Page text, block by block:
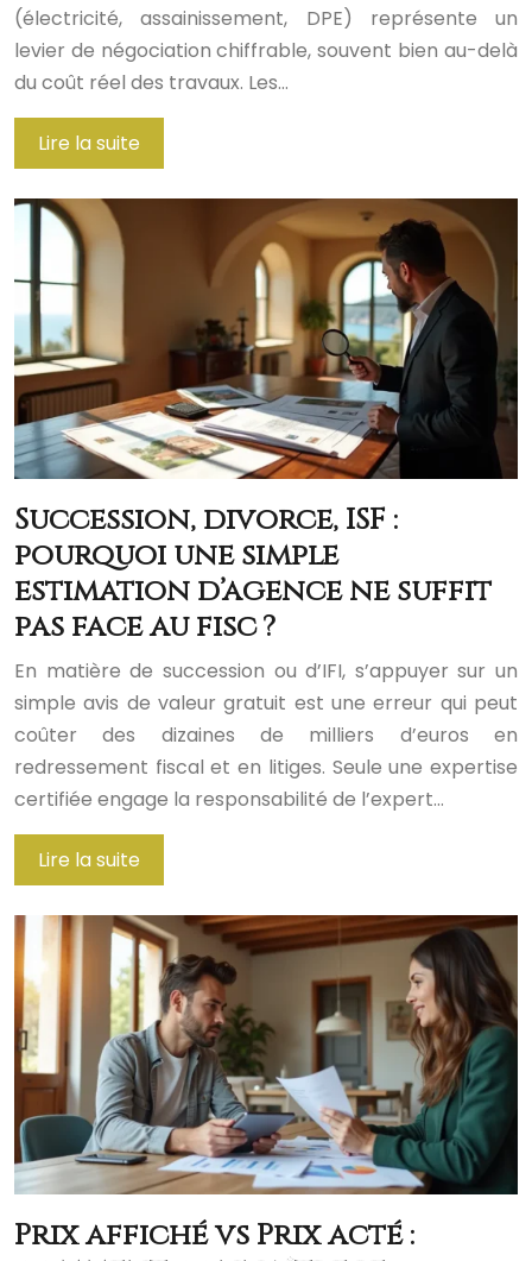
(électricité, assainissement, DPE) représente un
levier de négociation chiffrable, souvent bien au-delà
du coût réel des travaux. Les…
Lire la suite
Succession, divorce, ISF :
pourquoi une simple
estimation d’agence ne suffit
pas face au fisc ?
En matière de succession ou d’IFI, s’appuyer sur un
simple avis de valeur gratuit est une erreur qui peut
coûter des dizaines de milliers d’euros en
redressement fiscal et en litiges. Seule une expertise
certifiée engage la responsabilité de l’expert…
Lire la suite
Prix affiché vs Prix acté :